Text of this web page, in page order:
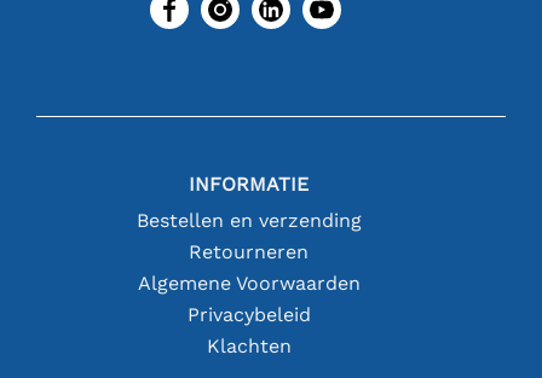
INFORMATIE
Bestellen en verzending
Retourneren
Algemene Voorwaarden
Privacybeleid
Klachten